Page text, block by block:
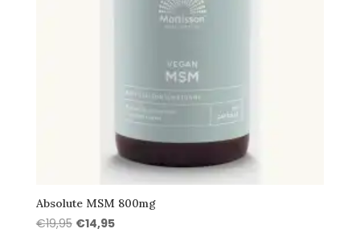
Absolute MSM 800mg
€19,95 Oorspronkelijke
€14,95Huidige